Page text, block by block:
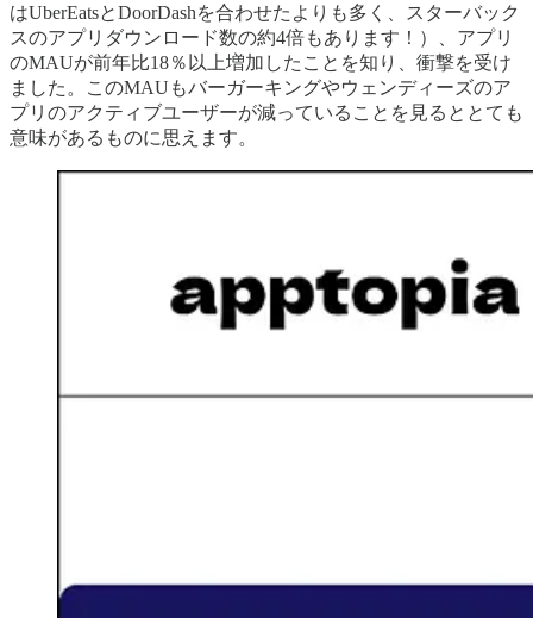
はUberEatsとDoorDashを合わせたよりも多く、スターバック
スのアプリダウンロード数の約4倍もあります！）、アプリ
のMAUが前年比18％以上増加したことを知り、衝撃を受け
ました。このMAUもバーガーキングやウェンディーズのア
プリのアクティブユーザーが減っていることを見るととても
意味があるものに思えます。